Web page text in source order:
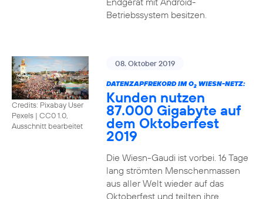
Betriebssystem besitzen.
Credits: Pixabay User
Pexels | CC0 1.0,
Ausschnitt bearbeitet
08. Oktober 2019
DATENZAPFREKORD IM O2WIESN-NETZ:
Kunden nutzen
87.000 Gigabyte auf
dem Oktoberfest
2019
Die Wiesn-Gaudi ist vorbei. 16 Tage
lang strömten Menschenmassen
aus aller Welt wieder auf das
Oktoberfest und teilten ihre